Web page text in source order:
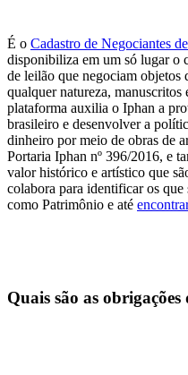
É o Cadastro de Negociantes
disponibiliza em um só lugar o
de leilão que negociam objetos
qualquer natureza, manuscritos
plataforma auxilia o Iphan a
brasileiro e desenvolver a
dinheiro por meio de obras de
Portaria Iphan nº 396/2016, e
valor histórico e artístico que
colabora para identificar os
como Patrimônio e até
Quais são as obrigações